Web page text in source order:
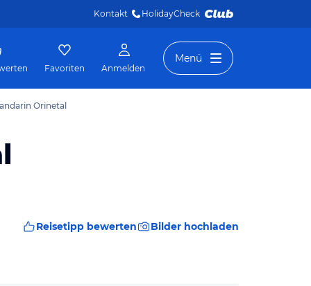
Kontakt HolidayCheck
Favoriten Anmelden
Menü
Orinetal
Reisetipp bewerten Bilder hochladen